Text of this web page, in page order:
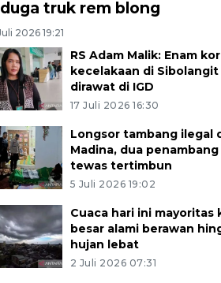
truk rem blong
2026 19:21
RS Adam Malik: Enam
kecelakaan di Sibolangit
dirawat di IGD
17 Juli 2026 16:30
Longsor tambang ilegal
Madina, dua penambang
tewas tertimbun
5 Juli 2026 19:02
Cuaca hari ini mayoritas
besar alami berawan
hujan lebat
2 Juli 2026 07:31